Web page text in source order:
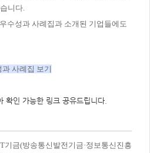
니다.
수성과 사례집과 소개된 기업들에도
사례집 보기
확인 가능한 링크 공유드립니다.
금(방송통신발전기금·정보통신진흥